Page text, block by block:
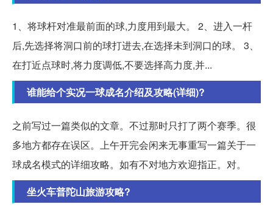
1、将球杆对准最前面的球,力度用到最大。 2、进入一杆
后,先选择将洞口前的球打进去,在选择未到洞口的球。 3、
在打近点球时,将力度调低,不要选择高力度,并...
谁能给个实况一球成名介绍及攻略(详细)?
之前写过一篇类似的文章。不过那时只打了两个赛季。很
多地方都存在误区。上午开完会闲来无事重写一篇关于一
球成名模式的详细攻略。如有不对地方欢迎指正。对。
坐火车普陀山旅游攻略?